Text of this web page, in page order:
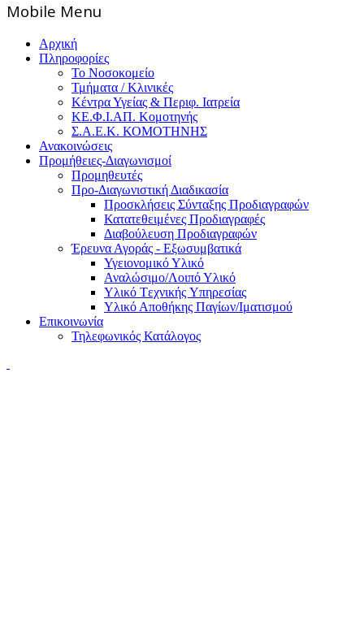
Mοbile Menu
Αρχική
Πληροφορίες
Το Νοσοκομείο
Τμήματα / Κλινικές
Κέντρα Υγείας & Περιφ. Ιατρεία
ΚΕ.Φ.Ι.ΑΠ. Κομοτηνής
Σ.Α.Ε.Κ. ΚΟΜΟΤΗΝΗΣ
Ανακοινώσεις
Προμήθειες-Διαγωνισμοί
Προμηθευτές
Προ-Διαγωνιστική Διαδικασία
Προσκλήσεις Σύνταξης Προδιαγραφών
Κατατεθειμένες Προδιαγραφές
Διαβούλευση Προδιαγραφών
Έρευνα Αγοράς - Εξωσυμβατικά
Υγειονομικό Υλικό
Αναλώσιμο/Λοιπό Υλικό
Υλικό Tεχνικής Yπηρεσίας
Υλικό Αποθήκης Παγίων/Ιματισμού
Επικοινωνία
Τηλεφωνικός Κατάλογος